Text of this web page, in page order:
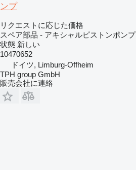
ンプ
リクエストに応じた価格
スペア部品 - アキシャルピストンポンプ
状態 新しい
10470652
ドイツ, Limburg-Offheim
TPH group GmbH
販売会社に連絡